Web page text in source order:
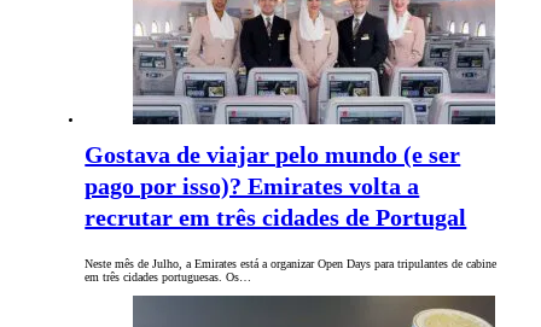
Gostava de viajar pelo mundo (e ser
pago por isso)? Emirates volta a
recrutar em três cidades de Portugal
Neste mês de Julho, a Emirates está a organizar Open Days para tripulantes de cabine
em três cidades portuguesas. Os…